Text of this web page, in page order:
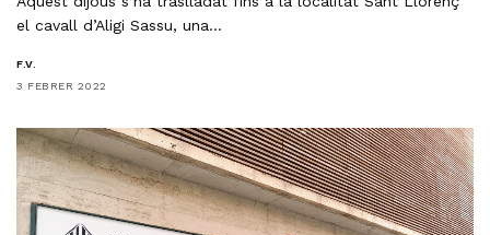
el cavall d’Aligi Sassu, una…
F.V.
3 FEBRER 2022